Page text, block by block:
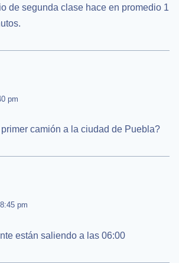
de segunda clase hace en promedio 1
pm
camión a la ciudad de Puebla?
pm
están saliendo a las 06:00